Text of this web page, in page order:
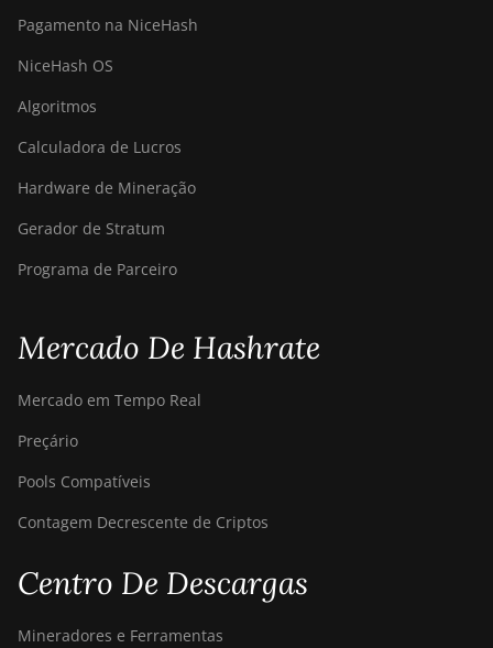
BITMAIN AntMiner
S9j
BITMAIN AntMiner
S9k
BITMAIN AntMiner
BITMAIN AntMiner
BITMAIN AntMiner
BITMAIN AntMiner
Z11e
Pagamento na NiceHash
NiceHash OS
Algoritmos
Calculadora de Lucros
Hardware de Mineração
Gerador de Stratum
Programa de Parceiro
Mercado De Hashrate
Mercado em Tempo Real
Preçário
Pools Compatíveis
Contagem Decrescente de Criptos
Centro De Descargas
Mineradores e Ferramentas